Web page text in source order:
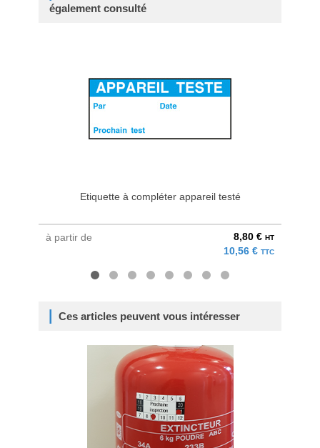
également consulté
Etiquette à compléter appareil testé
à partir de 8,80 € HT
10,56 € TTC
Ces articles peuvent vous intéresser